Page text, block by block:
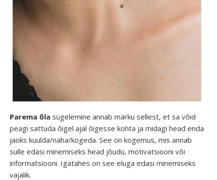
Parema õla sügelemine annab märku sellest, et sa võid
peagi sattuda õigel ajal õigesse kohta ja midagi head enda
jaoks kuulda/näha/kogeda. See on kogemus, mis annab
sulle edasi minemiseks head jõudu, motivatsiooni või
informatsiooni. Igatahes on see eluga edasi minemiseks
vajalik.